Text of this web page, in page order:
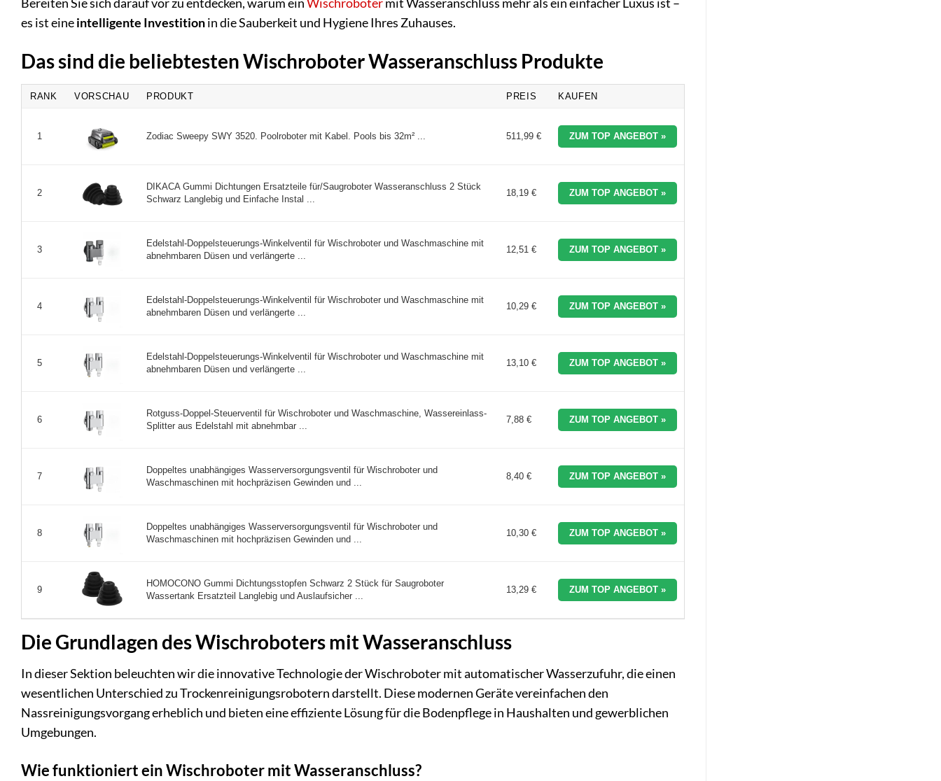
es ist eineintelligente Investitionin die Sauberkeit und Hygiene Ihres Zuhauses.
Das sind die beliebtesten Wischroboter Wasseranschluss Produkte
RANK VORSCHAU PRODUKT PREIS KAUFEN
1 Zodiac Sweepy SWY 3520. Poolroboter mit Kabel. Pools bis 32m² ... 511,99 € ZUM TOP ANGEBOT »
2
DIKACA Gummi Dichtungen Ersatzteile für/Saugroboter Wasseranschluss 2 Stück
Schwarz Langlebig und Einfache Instal ...
18,19 € ZUM TOP ANGEBOT »
3
Edelstahl-Doppelsteuerungs-Winkelventil für Wischroboter und Waschmaschine mit
abnehmbaren Düsen und verlängerte ...
12,51 € ZUM TOP ANGEBOT »
4
Edelstahl-Doppelsteuerungs-Winkelventil für Wischroboter und Waschmaschine mit
abnehmbaren Düsen und verlängerte ...
10,29 € ZUM TOP ANGEBOT »
5
Edelstahl-Doppelsteuerungs-Winkelventil für Wischroboter und Waschmaschine mit
abnehmbaren Düsen und verlängerte ...
13,10 € ZUM TOP ANGEBOT »
6
Rotguss-Doppel-Steuerventil für Wischroboter und Waschmaschine, Wassereinlass-
Splitter aus Edelstahl mit abnehmbar ...
7,88 € ZUM TOP ANGEBOT »
7
Doppeltes unabhängiges Wasserversorgungsventil für Wischroboter und
Waschmaschinen mit hochpräzisen Gewinden und ...
8,40 € ZUM TOP ANGEBOT »
8
Doppeltes unabhängiges Wasserversorgungsventil für Wischroboter und
Waschmaschinen mit hochpräzisen Gewinden und ...
10,30 € ZUM TOP ANGEBOT »
9
HOMOCONO Gummi Dichtungsstopfen Schwarz 2 Stück für Saugroboter
Wassertank Ersatzteil Langlebig und Auslaufsicher ...
13,29 € ZUM TOP ANGEBOT »
Die Grundlagen des Wischroboters mit Wasseranschluss
In dieser Sektion beleuchten wir die innovative Technologie der Wischroboter mit automatischer Wasserzufuhr, die einen
wesentlichen Unterschied zu Trockenreinigungsrobotern darstellt. Diese modernen Geräte vereinfachen den
Nassreinigungsvorgang erheblich und bieten eine effiziente Lösung für die Bodenpflege in Haushalten und gewerblichen
Umgebungen.
Wie funktioniert ein Wischroboter mit Wasseranschluss?